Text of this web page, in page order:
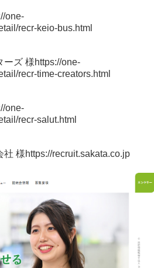
one-
recr-keio-bus.html
ーズ 様https://one-
recr-time-creators.html
one-
recr-salut.html
社 様https://recruit.sakata.co.jp